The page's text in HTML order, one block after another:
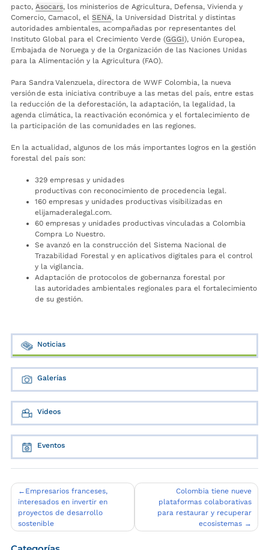
pacto, Asocars, los ministerios de Agricultura, Defensa, Vivienda y
Comercio, Camacol, el SENA, la Universidad Distrital y distintas
autoridades ambientales, acompañadas por representantes del
Instituto Global para el Crecimiento Verde (GGGI), Unión Europea,
Embajada de Noruega y de la Organización de las Naciones Unidas
para la Alimentación y la Agricultura (FAO).
Para Sandra Valenzuela, directora de WWF Colombia, la nueva
versión de esta iniciativa contribuye a las metas del país, entre estas
la reducción de la deforestación, la adaptación, la legalidad, la
agenda climática, la reactivación económica y el fortalecimiento de
la participación de las comunidades en las regiones.
En la actualidad, algunos de los más importantes logros en la gestión
forestal del país son:
329 empresas y unidades
productivas con reconocimiento de procedencia legal.
160 empresas y unidades productivas visibilizadas en
elijamaderalegal.com.
60 empresas y unidades productivas vinculadas a Colombia
Compra Lo Nuestro.
Se avanzó en la construcción del Sistema Nacional de
Trazabilidad Forestal y en aplicativos digitales para el control
y la vigilancia.
Adaptación de protocolos de gobernanza forestal por
las autoridades ambientales regionales para el fortalecimiento
de su gestión.
Noticias
Galerías
Videos
Eventos
Navegación
de
entradas
Empresarios franceses,
interesados en invertir en
proyectos de desarrollo
sostenible
Colombia tiene nueve
plataformas colaborativas
para restaurar y recuperar
ecosistemas